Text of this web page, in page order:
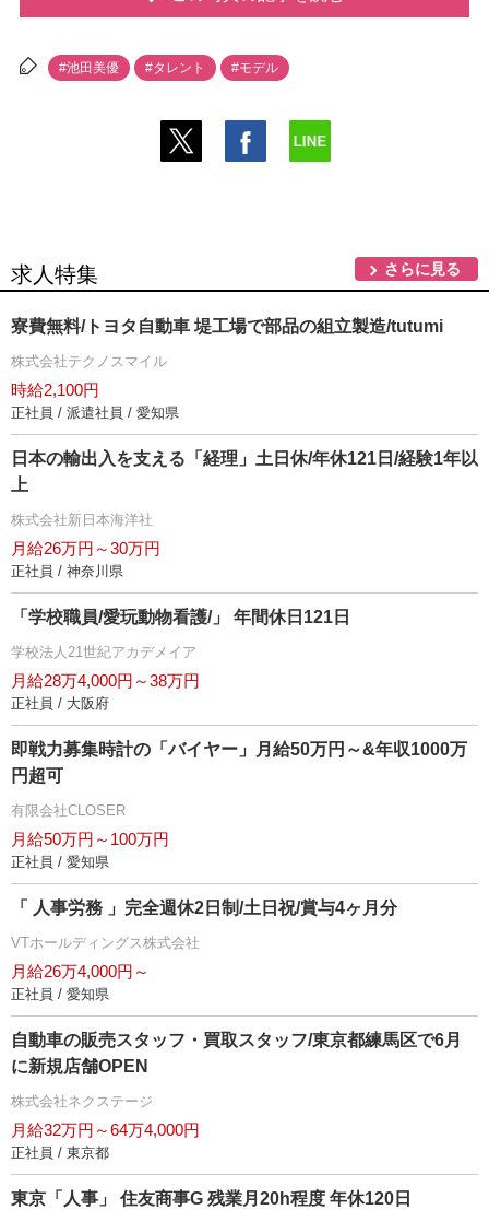
#池田美優 #タレント #モデル
求人特集 さらに見る
寮費無料/トヨタ自動車 堤工場で部品の組立製造/tutumi
株式会社テクノスマイル
時給2,100円
正社員 / 派遣社員 / 愛知県
日本の輸出入を支える「経理」土日休/年休121日/経験1年以
上
株式会社新日本海洋社
月給26万円～30万円
正社員 / 神奈川県
「学校職員/愛玩動物看護/」 年間休日121日
学校法人21世紀アカデメイア
月給28万4,000円～38万円
正社員 / 大阪府
即戦力募集時計の「バイヤー」月給50万円～&年収1000万
円超可
有限会社CLOSER
月給50万円～100万円
正社員 / 愛知県
「 人事労務 」完全週休2日制/土日祝/賞与4ヶ月分
VTホールディングス株式会社
月給26万4,000円～
正社員 / 愛知県
自動車の販売スタッフ・買取スタッフ/東京都練馬区で6月
に新規店舗OPEN
株式会社ネクステージ
月給32万円～64万4,000円
正社員 / 東京都
東京「人事」 住友商事G 残業月20h程度 年休120日